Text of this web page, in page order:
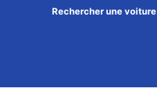
Rechercher une